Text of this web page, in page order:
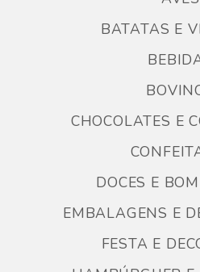
BATATAS E
CHOCOLATES E
DOCES E
EMBALAGENS E
FESTA E